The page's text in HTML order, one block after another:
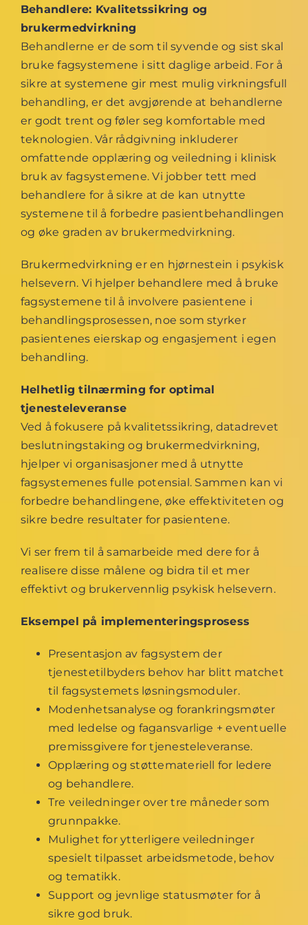
Behandlere: Kvalitetssikring og
brukermedvirkning
Behandlerne er de som til syvende og sist skal
bruke fagsystemene i sitt daglige arbeid. For å
sikre at systemene gir mest mulig virkningsfull
behandling, er det avgjørende at behandlerne
er godt trent og føler seg komfortable med
teknologien. Vår rådgivning inkluderer
omfattende opplæring og veiledning i klinisk
bruk av fagsystemene. Vi jobber tett med
behandlere for å sikre at de kan utnytte
systemene til å forbedre pasientbehandlingen
og øke graden av brukermedvirkning.
Brukermedvirkning er en hjørnestein i psykisk
helsevern. Vi hjelper behandlere med å bruke
fagsystemene til å involvere pasientene i
behandlingsprosessen, noe som styrker
pasientenes eierskap og engasjement i egen
behandling.
Helhetlig tilnærming for optimal
tjenesteleveranse
Ved å fokusere på kvalitetssikring, datadrevet
beslutningstaking og brukermedvirkning,
hjelper vi organisasjoner med å utnytte
fagsystemenes fulle potensial. Sammen kan vi
forbedre behandlingene, øke effektiviteten og
sikre bedre resultater for pasientene.
Vi ser frem til å samarbeide med dere for å
realisere disse målene og bidra til et mer
effektivt og brukervennlig psykisk helsevern.
Eksempel på implementeringsprosess
Presentasjon av fagsystem der
tjenestetilbyders behov har blitt matchet
til fagsystemets løsningsmoduler.
Modenhetsanalyse og forankringsmøter
med ledelse og fagansvarlige + eventuelle
premissgivere for tjenesteleveranse.
Opplæring og støttemateriell for ledere
og behandlere.
Tre veiledninger over tre måneder som
grunnpakke.
Mulighet for ytterligere veiledninger
spesielt tilpasset arbeidsmetode, behov
og tematikk.
Support og jevnlige statusmøter for å
sikre god bruk.